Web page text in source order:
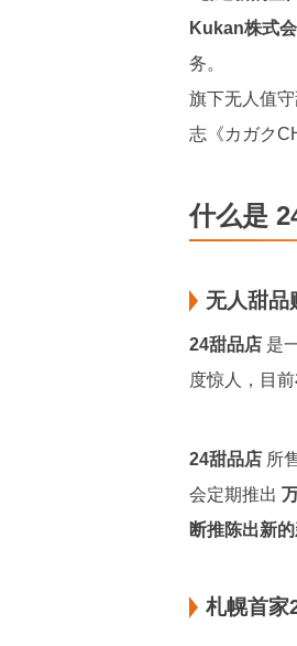
Kukan株式
务。
旗下无人值
志《カガク
什么是
无人甜
24甜品店 是
度惊人，目前
24甜品店 所
会定期推出
断推陈出新
札幌首